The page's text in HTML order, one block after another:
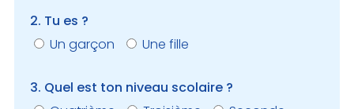
2. Tu es ?
Un garçon
Une fille
3. Quel est ton niveau scolaire ?